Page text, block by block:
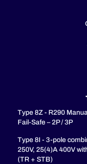
Type 8Z - R290
Fail-Safe – 2P / 3P
Type 8I - 3-pole
250V, 25(4)A 400V
(TR + STB)